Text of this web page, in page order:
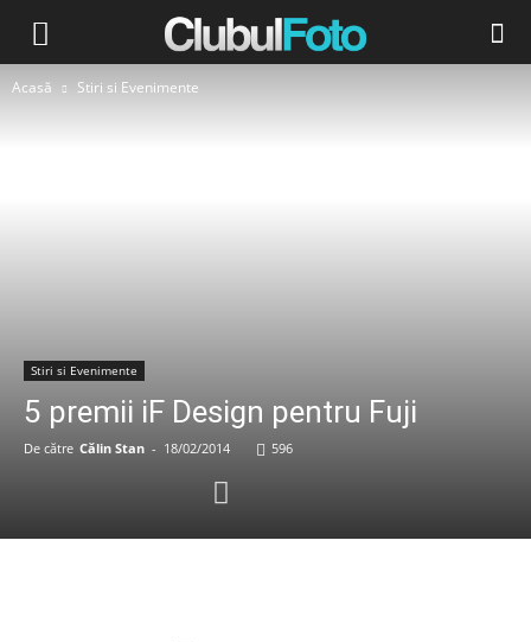
Acasă Stiri si Evenimente
Stiri si Evenimente
5 premii iF Design pentru Fuji
De către Călin Stan - 18/02/2014 596